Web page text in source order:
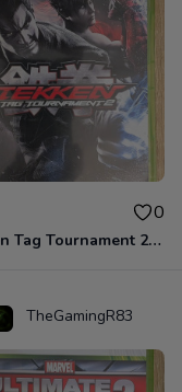
0
Tekken Tag Tournament 2 Xbox 360
TheGamingR83